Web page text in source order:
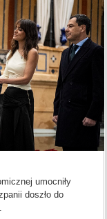
umocniły
doszło do